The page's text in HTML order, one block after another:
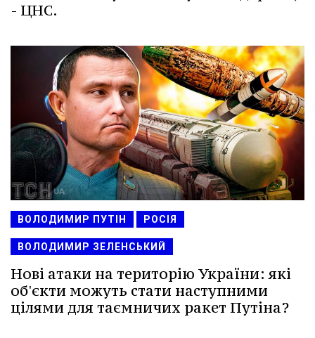
- ЦНС.
ВОЛОДИМИР ПУТІН РОСІЯ
ВОЛОДИМИР ЗЕЛЕНСЬКИЙ
Нові атаки на територію України: які
об'єкти можуть стати наступними
цілями для таємничих ракет Путіна?